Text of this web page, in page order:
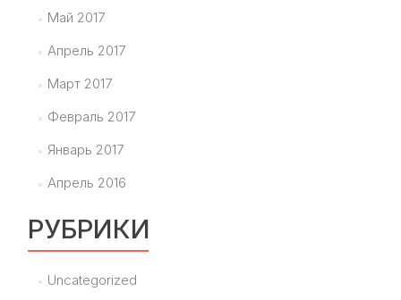
Май 2017
Апрель 2017
Март 2017
Февраль 2017
Январь 2017
Апрель 2016
РУБРИКИ
Uncategorized